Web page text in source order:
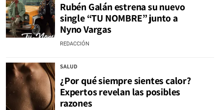
Rubén Galán estrena su nuevo
single “TU NOMBRE” junto a
Nyno Vargas
REDACCIÓN
SALUD
¿Por qué siempre sientes calor?
Expertos revelan las posibles
razones